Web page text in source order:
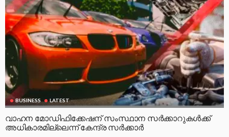
BUSINESS LATEST
വാഹന മോഡിഫിക്കേഷന് സംസ്ഥാന സർക്കാറുകൾക്ക്
അധികാരമില്ലെന്ന് കേന്ദ്ര സർക്കാർ